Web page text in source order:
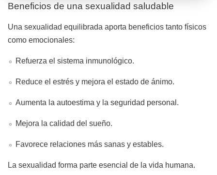
Beneficios de una sexualidad saludable
Una sexualidad equilibrada aporta beneficios tanto físicos
como emocionales:
Refuerza el sistema inmunológico.
Reduce el estrés y mejora el estado de ánimo.
Aumenta la autoestima y la seguridad personal.
Mejora la calidad del sueño.
Favorece relaciones más sanas y estables.
La sexualidad forma parte esencial de la vida humana.